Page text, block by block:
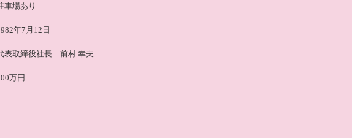
車場あり
年7月12日
表取締役社長 前村 幸夫
万円